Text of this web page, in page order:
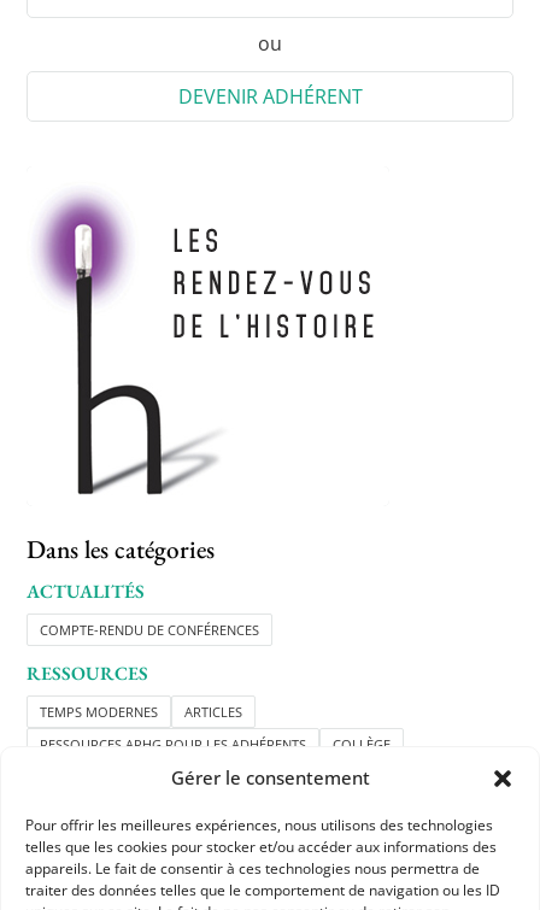
Gérer le consentement
Pour offrir les meilleures expériences, nous utilisons des technologies
telles que les cookies pour stocker et/ou accéder aux informations des
appareils. Le fait de consentir à ces technologies nous permettra de
traiter des données telles que le comportement de navigation ou les ID
ou
DEVENIR ADHÉRENT
Dans les catégories
ACTUALITÉS
COMPTE-RENDU DE CONFÉRENCES
RESSOURCES
TEMPS MODERNES
ARTICLES
RESSOURCES APHG POUR LES ADHÉRENTS
COLLÈGE
LYCÉE GÉNÉRAL ET TECHNOLOGIQUE